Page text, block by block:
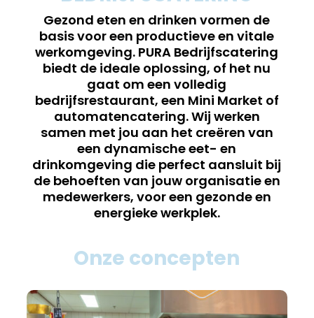
Gezond eten en drinken vormen de
basis voor een productieve en vitale
werkomgeving. PURA Bedrijfscatering
biedt de ideale oplossing, of het nu
gaat om een volledig
bedrijfsrestaurant, een Mini Market of
automatencatering. Wij werken
samen met jou aan het creëren van
een dynamische eet- en
drinkomgeving die perfect aansluit bij
de behoeften van jouw organisatie en
medewerkers, voor een gezonde en
energieke werkplek.
Onze concepten